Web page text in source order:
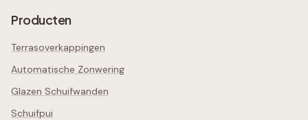
Producten
Terrasoverkappingen
Automatische Zonwering
Glazen Schuifwanden
Schuifpui